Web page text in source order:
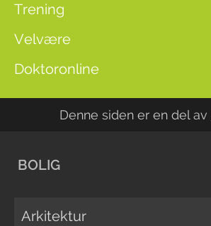
Trening
Velvære
Doktoronline
Denne siden er en del av
BOLIG
Arkitektur